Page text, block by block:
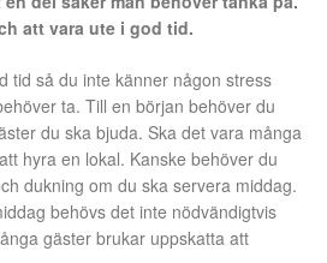
att vara ute i god tid.
tid så du inte känner någon stress
ta. Till en början behöver du
du ska bjuda. Ska det vara många
hyra en lokal. Kanske behöver du
dukning om du ska servera middag.
behövs det inte nödvändigtvis
gäster brukar uppskatta att